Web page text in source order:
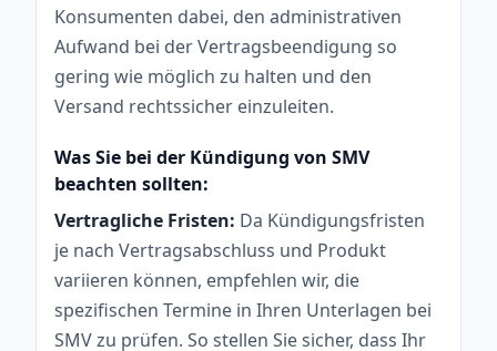
Konsumenten dabei, den administrativen
Aufwand bei der Vertragsbeendigung so
gering wie möglich zu halten und den
Versand rechtssicher einzuleiten.
Was Sie bei der Kündigung von SMV
beachten sollten:
Vertragliche Fristen: Da Kündigungsfristen
je nach Vertragsabschluss und Produkt
variieren können, empfehlen wir, die
spezifischen Termine in Ihren Unterlagen bei
SMV zu prüfen. So stellen Sie sicher, dass Ihr